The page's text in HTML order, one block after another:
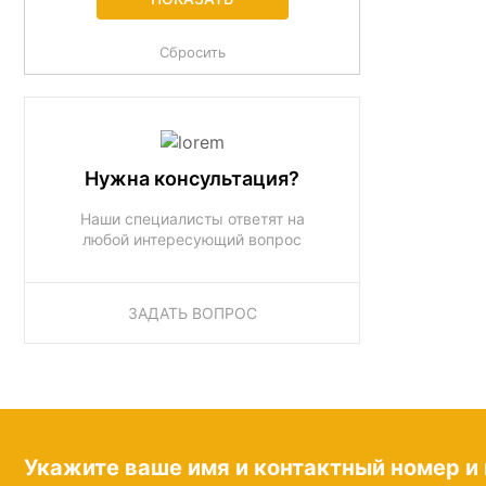
Нужна консультация?
Наши специалисты ответят на
любой интересующий вопрос
ЗАДАТЬ ВОПРОС
Укажите ваше имя и контактный номер